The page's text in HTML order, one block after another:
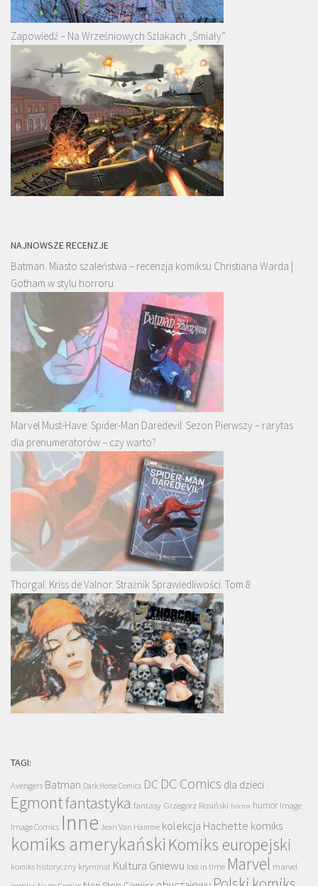
Zapowiedź – Na Wrześniowych Szlakach „Śmiały”
NAJNOWSZE RECENZJE
Batman. Miasto szaleństwa – recenzja komiksu Christiana Warda |
Gotham w stylu horroru
Marvel Must-Have: Spider-Man Daredevil. Sezon Pierwszy – rarytas
dla prenumeratorów – czy warto?
Thorgal. Kriss de Valnor. Strażnik Sprawiedliwości. Tom 8
TAGI:
Avengers Batman Dark Horse Comics DC DC Comics dla dzieci
Egmontfantastyka fantasy Grzegorz Rosiński horror humor Image
Image Comics Inne Jean Van Hamme kolekcja Hachette komiks
komiks amerykański Komiks europejski
komiks historyczny kryminał Kultura Gniewu lost in time Marvel marvel